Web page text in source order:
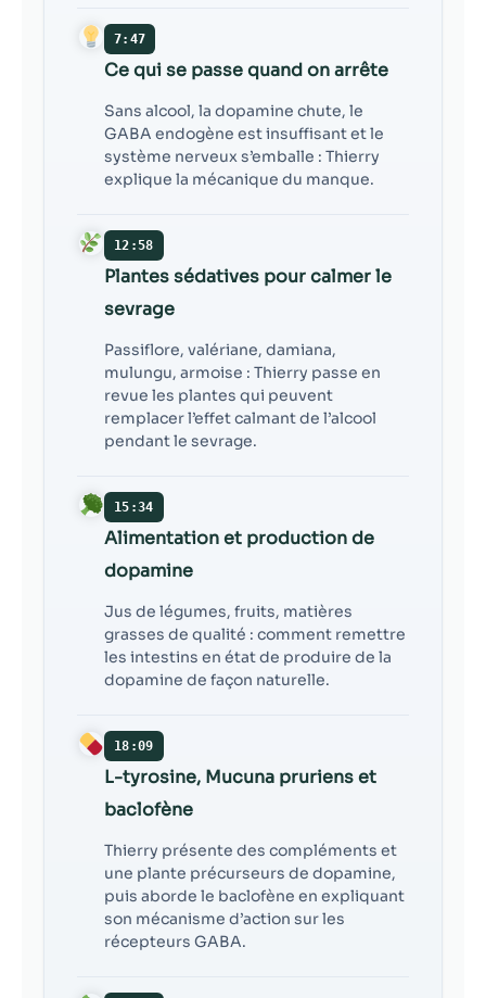
7:47
Ce qui se passe quand on arrête
Sans alcool, la dopamine chute, le
GABA endogène est insuffisant et le
système nerveux s’emballe : Thierry
explique la mécanique du manque.
12:58
Plantes sédatives pour calmer le
sevrage
Passiflore, valériane, damiana,
mulungu, armoise : Thierry passe en
revue les plantes qui peuvent
remplacer l’effet calmant de l’alcool
pendant le sevrage.
15:34
Alimentation et production de
dopamine
Jus de légumes, fruits, matières
grasses de qualité : comment remettre
les intestins en état de produire de la
dopamine de façon naturelle.
18:09
L-tyrosine, Mucuna pruriens et
baclofène
Thierry présente des compléments et
une plante précurseurs de dopamine,
puis aborde le baclofène en expliquant
son mécanisme d’action sur les
récepteurs GABA.